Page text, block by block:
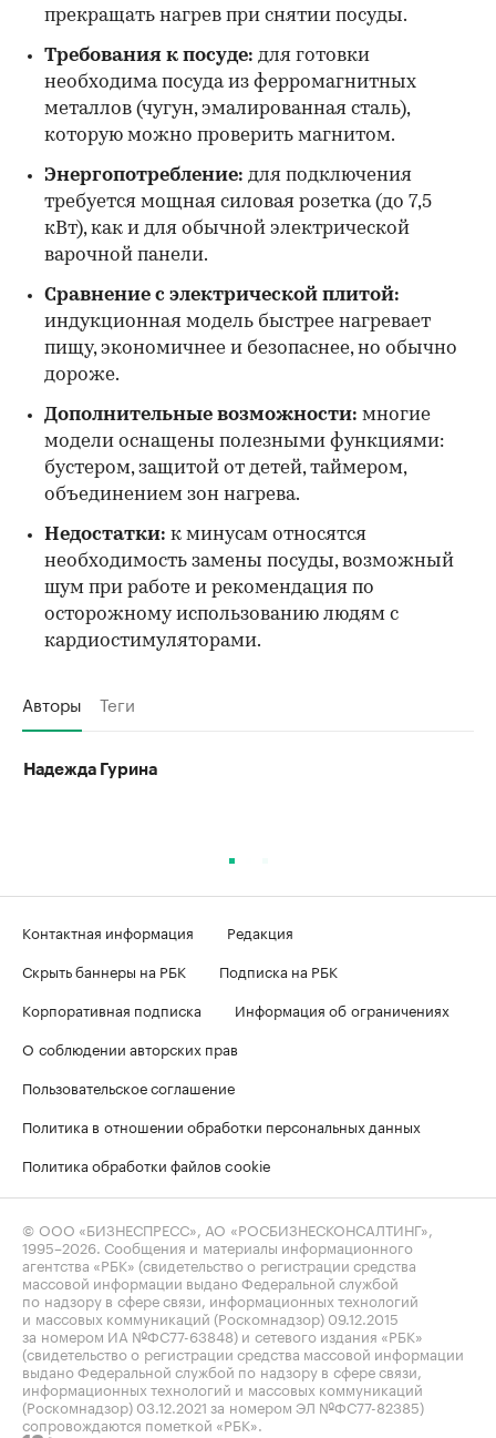
прекращать нагрев при снятии посуды.
Требования к посуде: для готовки
необходима посуда из ферромагнитных
металлов (чугун, эмалированная сталь),
которую можно проверить магнитом.
Энергопотребление: для подключения
требуется мощная силовая розетка (до 7,5
кВт), как и для обычной электрической
варочной панели.
Сравнение с электрической плитой:
индукционная модель быстрее нагревает
пищу, экономичнее и безопаснее, но обычно
дороже.
Дополнительные возможности: многие
модели оснащены полезными функциями:
бустером, защитой от детей, таймером,
объединением зон нагрева.
Недостатки: к минусам относятся
необходимость замены посуды, возможный
шум при работе и рекомендация по
осторожному использованию людям с
кардиостимуляторами.
Авторы Теги
Надежда Гурина
Контактная информация
Редакция
Скрыть баннеры на РБК
Подписка на РБК
Корпоративная подписка
Информация об ограничениях
О соблюдении авторских прав
Пользовательское соглашение
Политика в отношении обработки персональных данных
Политика обработки файлов cookie
© ООО «БИЗНЕСПРЕСС», АО «РОСБИЗНЕСКОНСАЛТИНГ»,
1995–2026 . Сообщения и материалы информационного
агентства «РБК» (свидетельство о регистрации средства
массовой информации выдано Федеральной службой
по надзору в сфере связи, информационных технологий
и массовых коммуникаций (Роскомнадзор) 09.12.2015
за номером ИА №ФС77-63848) и сетевого издания «РБК»
(свидетельство о регистрации средства массовой информации
выдано Федеральной службой по надзору в сфере связи,
информационных технологий и массовых коммуникаций
(Роскомнадзор) 03.12.2021 за номером ЭЛ №ФС77-82385)
сопровождаются пометкой «РБК».